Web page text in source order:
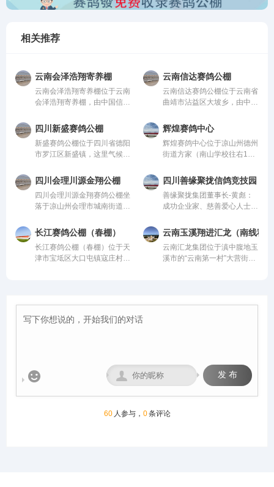
相关推荐
云南会泽浩翔寄养棚
云南会泽浩翔寄养棚位于云南
会泽浩翔寄养棚，由中国信鸽
内先进、科学合理的设计方案
进行建设，采用一体化钢架结
构，公棚长200米，宽28米，
高15米，可容纳20000多羽赛
均达到业内领先水平，为广大
鸽友创造一个心神向往的赛鸽
净地。
云南信达赛鸽公棚
云南信达赛鸽公棚位于云南省
曲靖市沾益区大坡乡，由中国
际、国内先进、科学合理的设
计方案进行建设，采用一体化
钢架结构，公棚长200米，宽
28米，高15米，可容纳
到饲养团队，均达到业内领先
水平，为广大鸽友创造一个心
神向往的赛鸽净地。
四川新盛赛鸽公棚
新盛赛鸽公棚位于四川省德阳
市罗江区新盛镇，这里气候温
赛环境，是专为广大鸽友打造
的专业赛鸽竞技平台。公棚总
占地面积70余亩，主棚长218
米、宽28米，可容纳赛鸽2.5
喂食区和赛飞活动区等。
辉煌赛鸽中心
辉煌赛鸽中心位于凉山州德州
街道方家（南山学校往右1公
管。该公棚以国际、国内先
进、科学合理的设计方案进行
建设，采用一体化钢架结构，
公棚长200米，宽28米，高15
从配件设施到饲养团队，均达
到业内领先水平，为广大鸽友
创造一个心神向往的赛鸽净
地。
四川会理川源金翔公棚
四川会理川源金翔赛鸽公棚坐
落于凉山州会理市城南街道五
然氧吧，距城区仅4公里，
108国道直达，交通便捷。公
棚周边无高压线遮挡，视野开
阔、生态优越，是赛鸽饲养、
四川善缘聚拢信鸽竞技园
善缘聚拢集团董事长-黄彪：
成功企业家、慈善爱心人士、
贫攻坚先进个人”。旗下拥有
新材料能源、 医疗健康、养
生酒业、信鸽竞技为核心板块
的多元化控股企业。始终坚
大鸽友竞翔比赛坐拥强大后
长江赛鸽公棚（春棚）
长江赛鸽公棚（春棚）位于天
津市宝坻区大口屯镇寇庄村西
米，可容纳20000多羽赛鸽。
云南玉溪翔进汇龙（南线秋
云南汇龙集团位于滇中腹地玉
溪市的“云南第一村”大营街工
 发 布

60 人参与， 0条评论